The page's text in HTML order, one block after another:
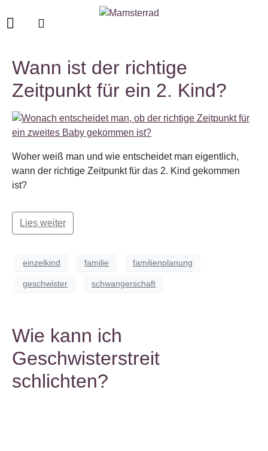
Wann ist der richtige
Zeitpunkt für ein 2. Kind?
Woher weiß man und wie entscheidet man eigentlich,
wann der richtige Zeitpunkt für das 2. Kind gekommen
ist?
Lies weiter
einzelkind familie familienplanung
geschwister schwangerschaft
Wie kann ich
Geschwisterstreit
schlichten?